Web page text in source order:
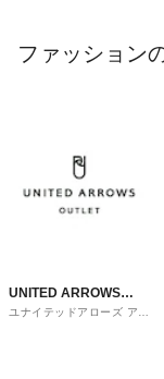
ファッション
UNITED ARROWS
OUTLET
ユナイテッドアローズ アウ